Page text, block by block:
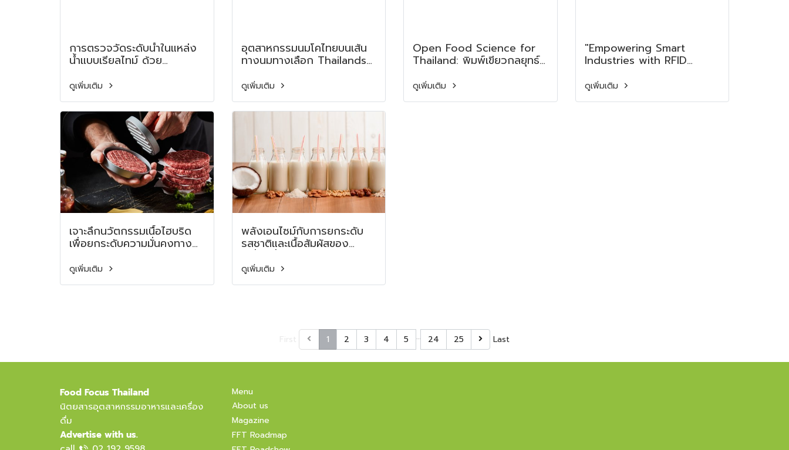
การตรวจวัดระดับน้ำในแหล่ง
น้ำแบบเรียลไทม์ ด้วย
ดูเพิ่มเติม
อุตสาหกรรมนมโคไทยบนเส้น
ทางนมทางเลือก Thailands
Shift Toward Alternative
ดูเพิ่มเติม
Open Food Science for
Thailand: พิมพ์เขียวกลยุทธ์
พลิกโฉมกำลังคนสู่ ครัวโลก
แห่งอนาคตที่ยั่งยืน ในปี พ.ศ.
ดูเพิ่มเติม
"Empowering Smart
Industries with RFID
Learning & Innovation
ดูเพิ่มเติม
เจาะลึกนวัตกรรมเนื้อไฮบริด
เพื่อยกระดับความมั่นคงทาง
into Hybrid Meat
ดูเพิ่มเติม
พลังเอนไซม์กับการยกระดับ
รสชาติและเนื้อสัมผัสของ
เครื่องดื่มจากพืช Redefining
Plant-Based Beverages:
ดูเพิ่มเติม
1 2 3 4 5 … 24 25 Last
Food Focus Thailand
นิตยสารอุตสาหกรรมอาหารและเครื่อง
ดื่ม
Advertise with us.
Menu
About us
Magazine
FFT Roadmap